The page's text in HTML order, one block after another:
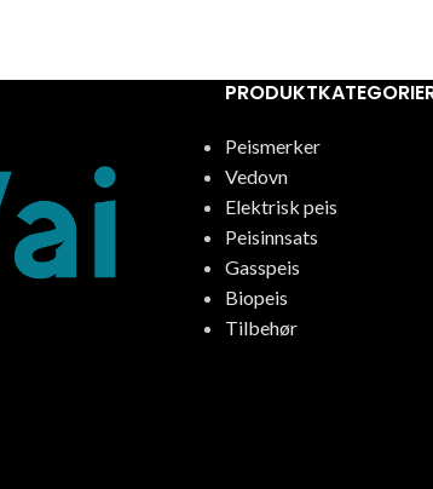
Peismerker
Vedovn
Elektrisk peis
Peisinnsats
Gasspeis
Biopeis
Tilbehør